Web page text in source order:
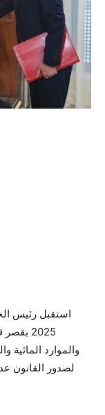
2025
والموارد المائية